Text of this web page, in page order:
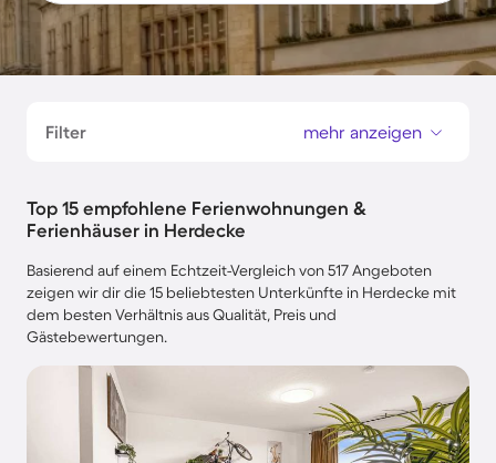
Filter mehr anzeigen
Top 15 empfohlene Ferienwohnungen &
Ferienhäuser in Herdecke
Basierend auf einem Echtzeit-Vergleich von 517 Angeboten
zeigen wir dir die 15 beliebtesten Unterkünfte in Herdecke mit
dem besten Verhältnis aus Qualität, Preis und
Gästebewertungen.